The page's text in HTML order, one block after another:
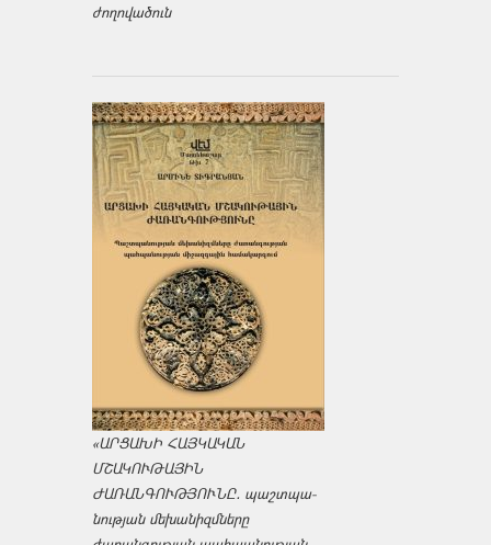
ժողովածուն
«ԱՐՑԱԽԻ ՀԱՅԿԱԿԱՆ
ՄՇԱԿՈՒԹԱՅԻՆ
ԺԱՌԱՆԳՈՒԹՅՈՒՆԸ․ պաշտպա­
նության մեխանիզմները